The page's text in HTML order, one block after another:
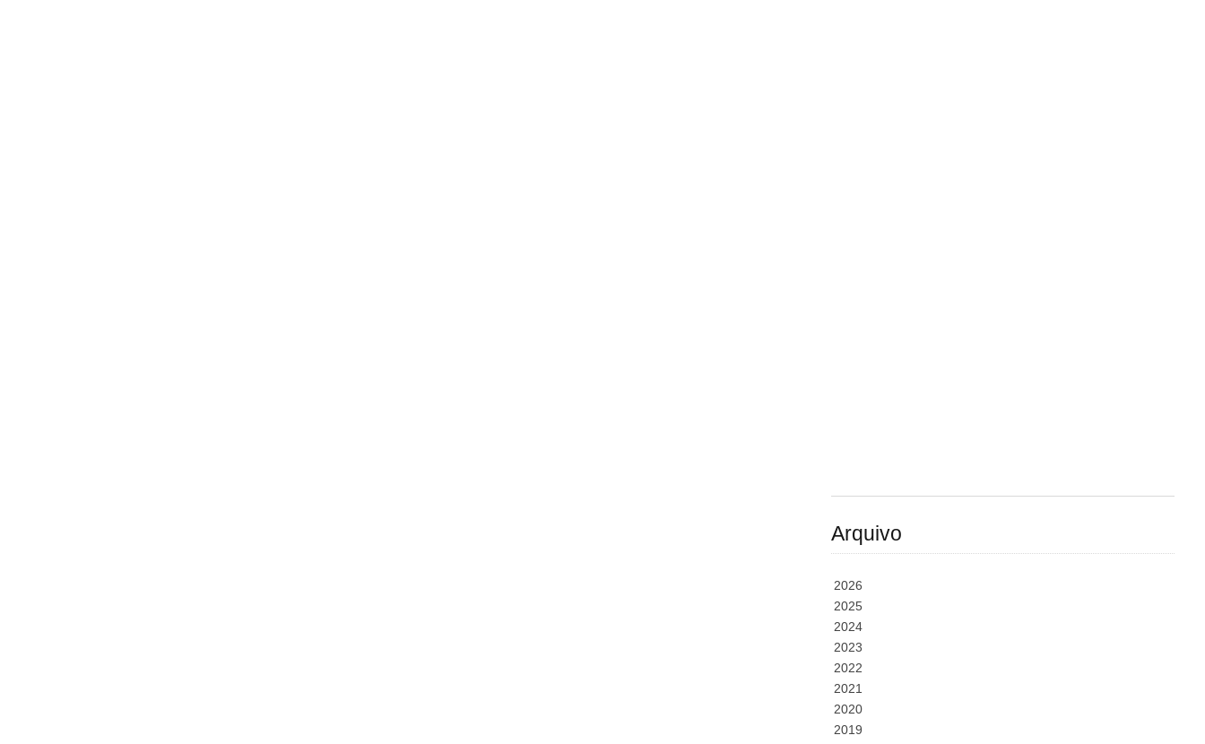
Arquivo
2026
2025
2024
2023
2022
2021
2020
2019